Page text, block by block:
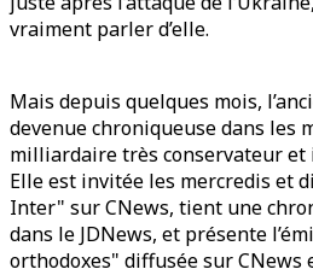
vraiment parler d’elle.
Mais depuis quelques mois,
devenue chroniqueuse dans les
milliardaire très conservateur
Elle est invitée les mercredis et
Inter" sur CNews, tient une
dans le JDNews, et présente
orthodoxes" diffusée sur CNews